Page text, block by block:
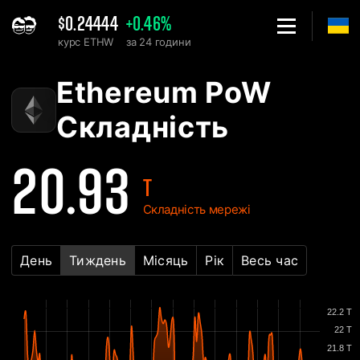
$0.24444
курс ETHW
+0.46%
за 24 години
Ethereum PoW
Складність
20.93 T
Складність мережі
День Тиждень Місяць Рік Весь час
21.8 T
22 T
22.2 T